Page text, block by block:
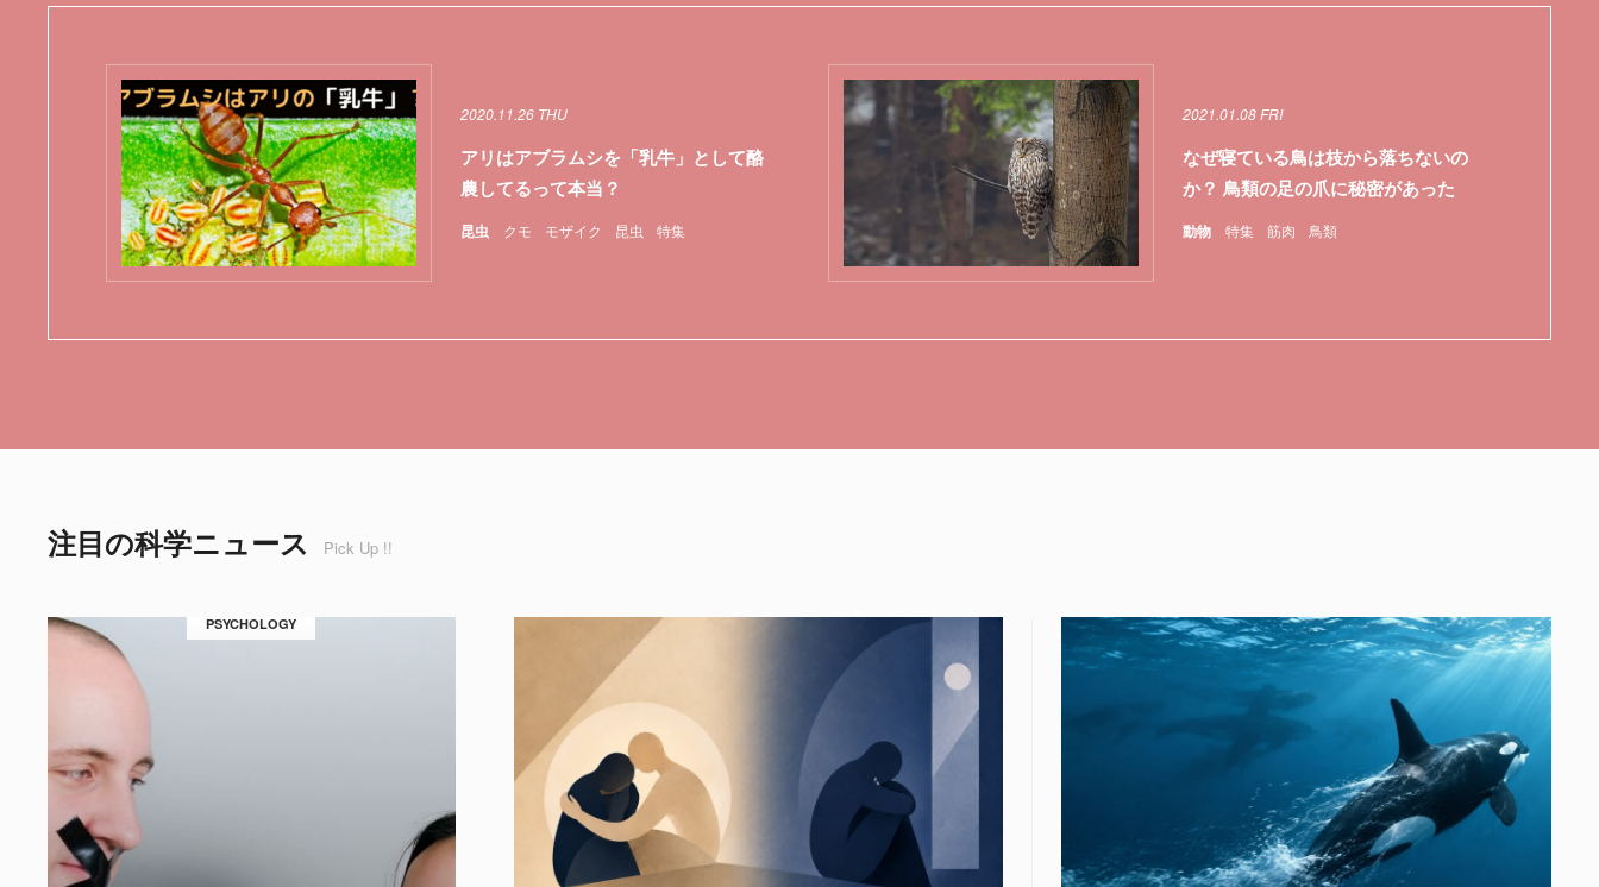
昆虫 クモ モザイク 昆虫 特集
2020.11.26 THU
アリはアブラムシを「乳牛」として酪
農してるって本当？
動物 特集 筋肉 鳥類
2021.01.08 FRI
なぜ寝ている鳥は枝から落ちないの
か？ 鳥類の足の爪に秘密があった
注目の科学ニュース Pick Up !!
PSYCHOLOGY